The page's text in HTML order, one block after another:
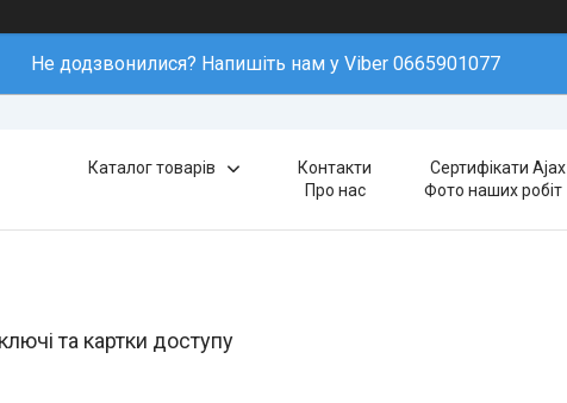
Не додзвонилися? Напишіть нам у Viber 0665901077
Каталог товарів Контакти Сертифікати Ajax
Про нас
Фото наших робіт
та картки доступу